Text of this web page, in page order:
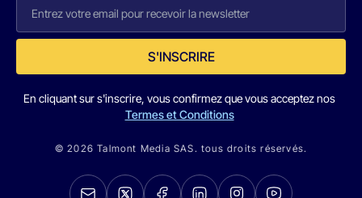
S'INSCRIRE
En cliquant sur s'inscrire, vous confirmez que vous acceptez nos
Termes et Conditions
© 2026 Talmont Media SAS. tous droits réservés.